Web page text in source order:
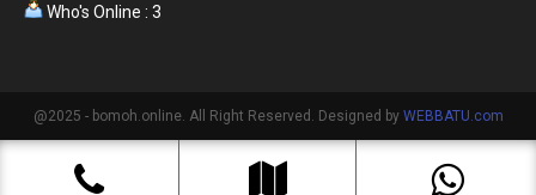
Who's Online : 3
@2025 - bomoh.online. All Right Reserved. Designed by WEBBATU.com